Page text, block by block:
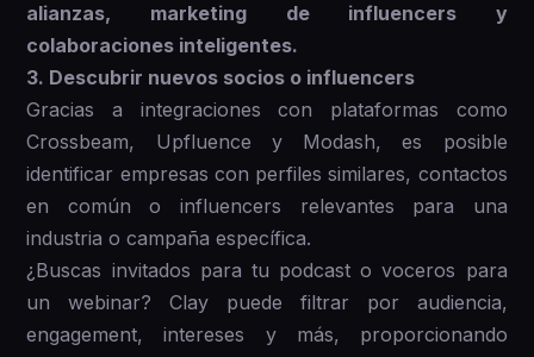
alianzas, marketing de influencers y
colaboraciones inteligentes.
3. Descubrir nuevos socios o influencers
Gracias a integraciones con plataformas como
Crossbeam, Upfluence y Modash, es posible
identificar empresas con perfiles similares, contactos
en común o influencers relevantes para una
industria o campaña específica.
¿Buscas invitados para tu podcast o voceros para
un webinar? Clay puede filtrar por audiencia,
engagement, intereses y más, proporcionando